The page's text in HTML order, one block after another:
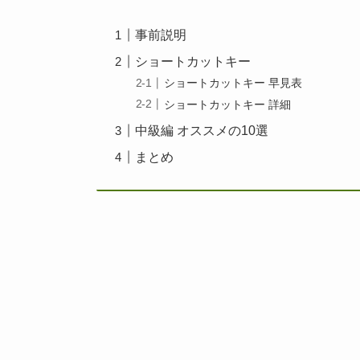
事前説明
ショートカットキー
ショートカットキー 早見表
ショートカットキー 詳細
中級編 オススメの10選
まとめ